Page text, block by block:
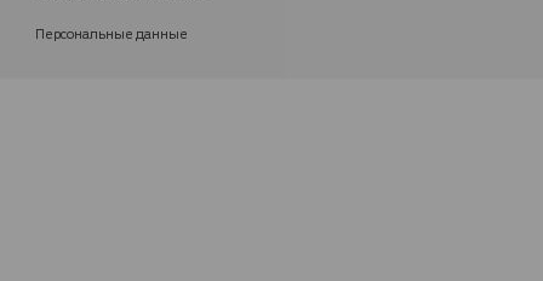
Персональные данные